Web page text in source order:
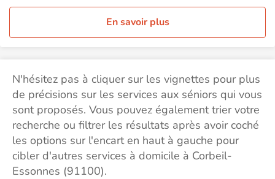
En savoir plus
N'hésitez pas à cliquer sur les vignettes pour plus
de précisions sur les services aux séniors qui vous
sont proposés. Vous pouvez également trier votre
recherche ou filtrer les résultats après avoir coché
les options sur l'encart en haut à gauche pour
cibler d'autres services à domicile à Corbeil-
Essonnes (91100).